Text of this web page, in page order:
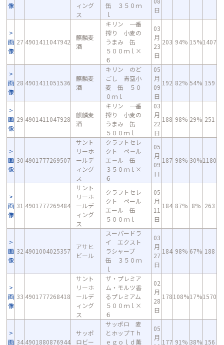
像
ィング
ス
缶 ３５０ｍ
ｌ
日
画
像
27 4901411047942
麒麟麦
酒
キリン 一番
搾り 小麦の
うまみ 缶
５００ｍｌ×
６
03
月
23
日
203 94% 15%1407
画
像
28 4901411051536
麒麟麦
酒
キリン のど
ごし 青空小
麦 缶 ５０
０ｍｌ
05
月
09
日
192 82% 54% 159
画
像
29 4901411047928
麒麟麦
酒
キリン 一番
搾り 小麦の
うまみ 缶
５００ｍｌ
03
月
22
日
188 98% 29% 251
画
像
30 4901777269507
サント
リーホ
ールデ
ィング
ス
クラフトセレ
クト ペ－ル
エ－ル 缶
３５０ｍｌ×
６
05
月
09
日
187 98% 30%1180
画
像
31 4901777269484
サント
リーホ
ールデ
ィング
ス
クラフトセレ
クト ペール
エール 缶
５００ｍｌ
05
月
11
日
184 87% 8% 263
画
像
32 4901004025357
アサヒ
ビール
スーパードラ
イ エクスト
ラシャープ
缶 ３５０ｍ
ｌ
03
月
27
日
184 98% 67% 188
画
像
33 4901777268418
サント
リーホ
ールデ
ィング
ス
ザ・プレミア
ム・モルツ香
るプレミアム
５００ｍｌ×
６
02
月
28
日
178108%17%1570
画 34 4901880876944
サッポ
ロビー
サッポロ 麦
とホップＴｈ
ｅｇｏｌｄ薫
05
月
177 91% 38% 156